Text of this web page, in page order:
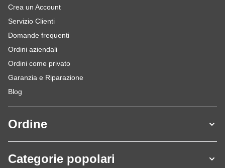
Crea un Account
Servizio Clienti
Domande frequenti
Ordini aziendali
Ordini come privato
Garanzia e Riparazione
Blog
Ordine
Categorie popolari